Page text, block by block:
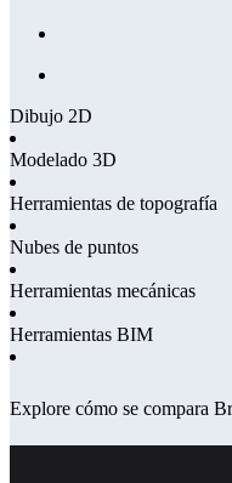
Dibujo 2D
Modelado 3D
Herramientas de topografía
Nubes de puntos
Herramientas mecánicas
Herramientas BIM
Explore cómo se compara